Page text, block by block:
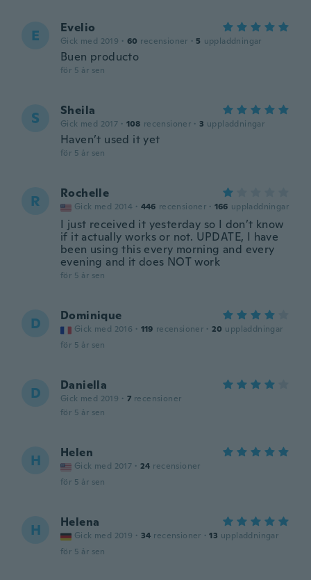
E Evelio
Gick med 2019 · 60 recensioner · 5 uppladdningar
Buen producto
för 5 år sen
S Sheila
Gick med 2017 · 108 recensioner · 3 uppladdningar
Haven’t used it yet
för 5 år sen
R Rochelle
Gick med 2014 · 446 recensioner · 166 uppladdningar
I just received it yesterday so I don’t know
if it actually works or not. UPDATE, I have
been using this every morning and every
evening and it does NOT work
för 5 år sen
D Dominique
Gick med 2016 · 119 recensioner · 20 uppladdningar
för 5 år sen
D Daniella
Gick med 2019 · 7 recensioner
för 5 år sen
H Helen
Gick med 2017 · 24 recensioner
för 5 år sen
H Helena
Gick med 2019 · 34 recensioner · 13 uppladdningar
för 5 år sen